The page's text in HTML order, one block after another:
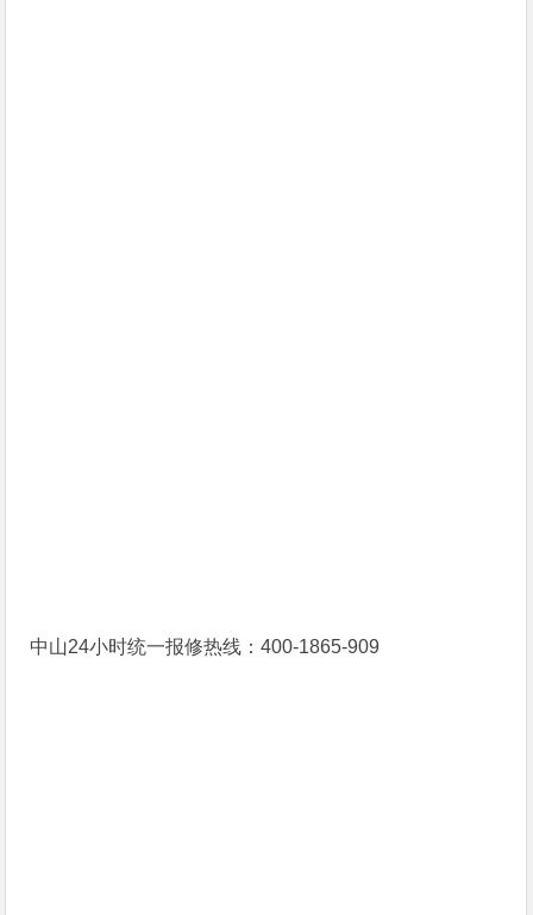
中山24小时统一报修热线：400-1865-909